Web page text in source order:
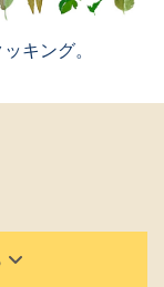
キング。